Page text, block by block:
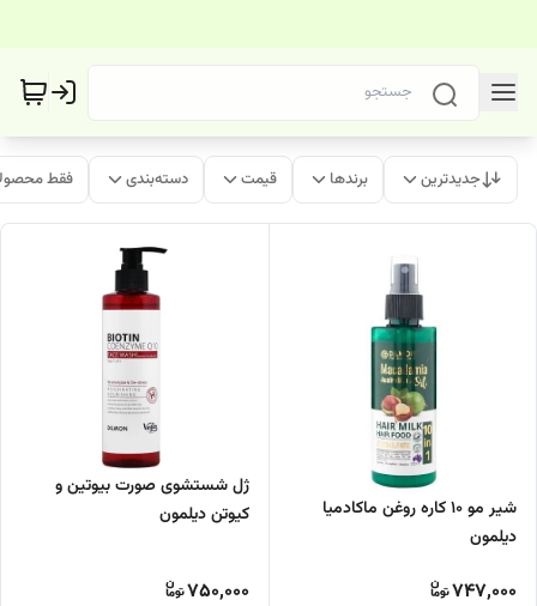
جدیدترین برندها قیمت دسته‌بندی فقط
شیر مو 10 کاره روغن ماکادمیا
دیلمون
747,000
ژل شستشوی صورت بیوتین و
کیوتن دیلمون
750,000